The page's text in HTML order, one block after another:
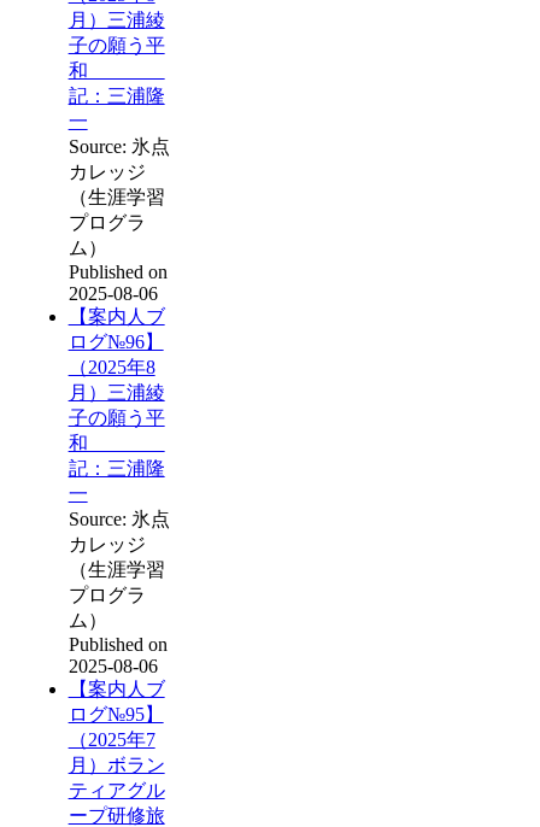
月）三浦綾
子の願う平
和
記：三浦隆
一
Source: 氷点
カレッジ
（生涯学習
プログラ
ム）
Published on
2025-08-06
【案内人ブ
ログ№96】
（2025年8
月）三浦綾
子の願う平
和
記：三浦隆
一
Source: 氷点
カレッジ
（生涯学習
プログラ
ム）
Published on
2025-08-06
【案内人ブ
ログ№95】
（2025年7
月）ボラン
ティアグル
ープ研修旅